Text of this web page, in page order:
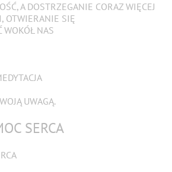
A DOSTRZEGANIE CORAZ WIĘCEJ
OTWIERANIE SIĘ
WOKÓŁ NAS
UWAGĄ.
SERCA